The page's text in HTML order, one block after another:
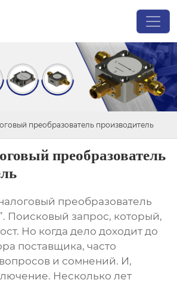
преобразователь производитель
преобразователь
преобразователь
”. Поисковый запрос, который,
Но когда дело доходит до
поставщика, часто
вопросов и сомнений. И,
Несколько лет